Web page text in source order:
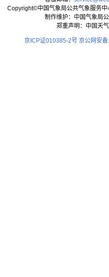
Copyright©中国气象局公共气象服务
制作维护：中国气象局
郑重声明：中国天
京ICP证010385-2号 京公网安